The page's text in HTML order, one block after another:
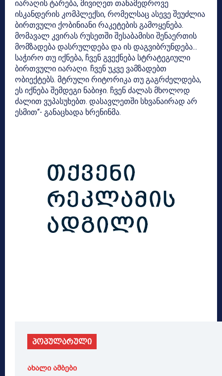
იარაღის ტარება, მივიღეთ თანამედროვე
ისკანდერის კომპლექსი, რომელსაც ასევე შეუძლია
ბირთვული ქობინიანი რაკეტების გამოყენება.
მომავალ კვირას რუსეთში შესაბამისი შენაერთის
მომზადება დასრულდება და ის დაგვიბრუნდება…
საჭირო თუ იქნება, ჩვენ გვექნება სტრატეგიული
ბირთვული იარაღი. ჩვენ უკვე ვამზადებთ
ობიექტებს. მტრული რიტორიკა თუ გაგრძელდება,
ეს იქნება შემდეგი ნაბიჯი. ჩვენ ძალას მხოლოდ
ძალით ვუპასუხებთ. დასავლეთში სხვანაირად არ
ესმით“- განაცხადა ხრენინმა.
პოპულარული
ახალი ამბები